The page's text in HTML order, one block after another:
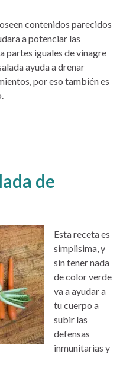
contenidos parecidos
a potenciar las
partes iguales de vinagre
ayuda a drenar
por eso también es
de
Esta receta es
simplisima, y
sin tener nada
de color verde
va a ayudar a
tu cuerpo a
subir las
defensas
inmunitarias y